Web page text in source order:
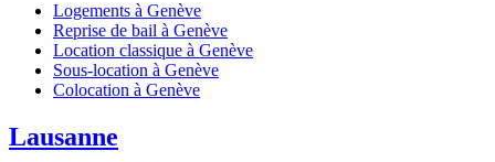
Logements à Genève
Reprise de bail à Genève
Location classique à Genève
Sous-location à Genève
Colocation à Genève
Lausanne